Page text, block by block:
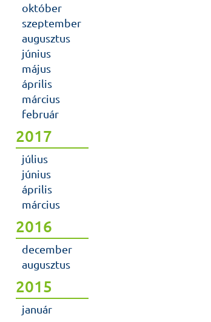
október
szeptember
augusztus
június
május
április
március
február
2017
július
június
április
március
2016
december
augusztus
2015
január